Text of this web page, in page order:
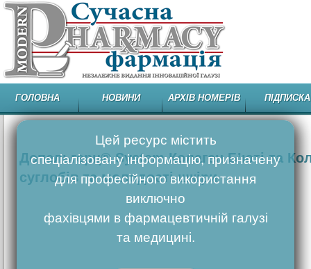
ГОЛОВНА НОВИНИ АРХІВ НОМЕРІВ ПІДПИСКА
Допельгерц® System Колаген Б’юті та
суглобів та молодості шкіри
Цей ресурс містить
спеціалізовану інформацію, призначену
для професійного використання
виключно
фахівцями в фармацевтичній галузі
та медицині.